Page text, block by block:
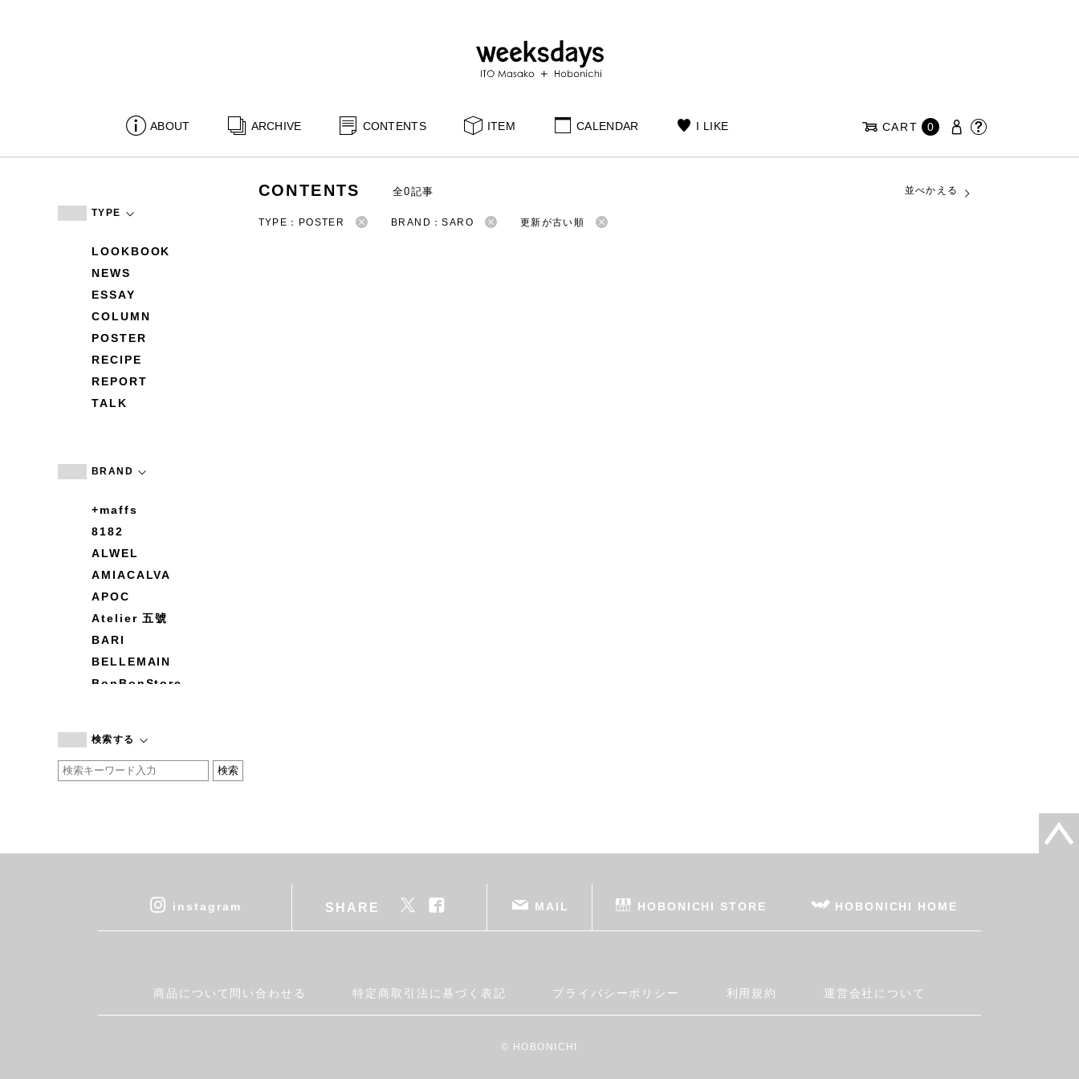
ABOUT ARCHIVE CONTENTS ITEM CALENDAR I LIKE CART 0
TYPE
LOOKBOOK
NEWS
ESSAY
COLUMN
POSTER
RECIPE
REPORT
TALK
BRAND
+maffs
8182
ALWEL
AMIACALVA
APOC
Atelier 五號
BARI
BELLEMAIN
BonBonStore
by basics
CATWORTH
cohan
DEAN & DELUCA
Fatima Morocco
検索する
CONTENTS 全0記事 並べかえる
TYPE：POSTER BRAND：SARO 更新が古い順
instagram SHARE MAIL HOBONICHI STORE HOBONICHI HOME
商品について問い合わせる 特定商取引法に基づく表記 プライバシーポリシー 利用規約 運営会社について
© HOBONICHI